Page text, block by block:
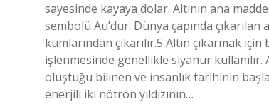
sayesinde kayaya dolar. Altının ana
sembolü Au’dur. Dünya çapında
kumlarından çıkarılır.5 Altın çıkarmak
işlenmesinde genellikle siyanür kullanılır.
oluştuğu bilinen ve insanlık tarihinin
enerjili iki nötron yıldızının…